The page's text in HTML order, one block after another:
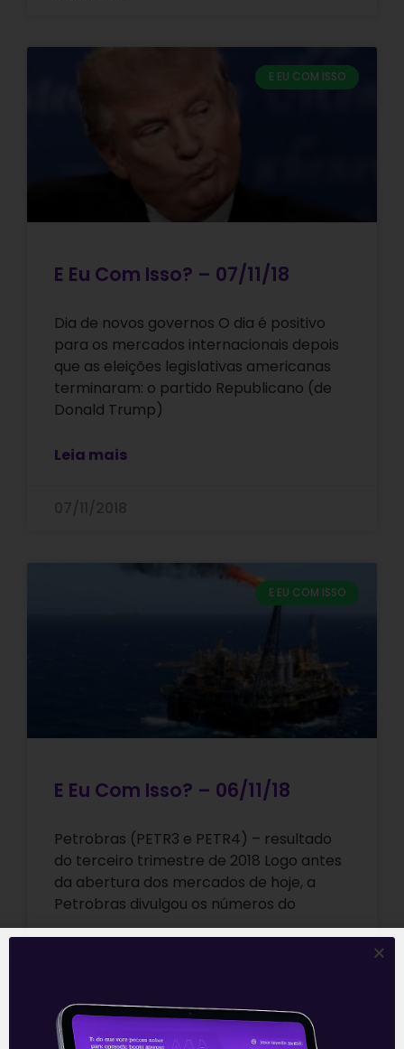
E EU COM ISSO
E Eu Com Isso? – 07/11/18
Dia de novos governos O dia é positivo
para os mercados internacionais depois
que as eleições legislativas americanas
terminaram: o partido Republicano (de
Donald Trump)
Leia mais
E EU COM ISSO
E Eu Com Isso? – 06/11/18
Petrobras (PETR3 e PETR4) – resultado
do terceiro trimestre de 2018 Logo antes
da abertura dos mercados de hoje, a
Petrobras divulgou os números do
06/11/2018